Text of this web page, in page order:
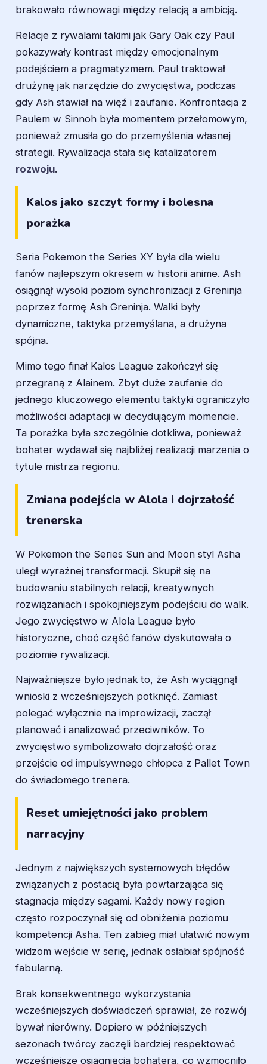
brakowało równowagi między relacją a ambicją.
Relacje z rywalami takimi jak Gary Oak czy Paul
pokazywały kontrast między emocjonalnym
podejściem a pragmatyzmem. Paul traktował
drużynę jak narzędzie do zwycięstwa, podczas
gdy Ash stawiał na więź i zaufanie. Konfrontacja z
Paulem w Sinnoh była momentem przełomowym,
ponieważ zmusiła go do przemyślenia własnej
strategii. Rywalizacja stała się katalizatorem
rozwoju.
Kalos jako szczyt formy i bolesna
porażka
Seria Pokemon the Series XY była dla wielu
fanów najlepszym okresem w historii anime. Ash
osiągnął wysoki poziom synchronizacji z Greninja
poprzez formę Ash Greninja. Walki były
dynamiczne, taktyka przemyślana, a drużyna
spójna.
Mimo tego finał Kalos League zakończył się
przegraną z Alainem. Zbyt duże zaufanie do
jednego kluczowego elementu taktyki ograniczyło
możliwości adaptacji w decydującym momencie.
Ta porażka była szczególnie dotkliwa, ponieważ
bohater wydawał się najbliżej realizacji marzenia o
tytule mistrza regionu.
Zmiana podejścia w Alola i dojrzałość
trenerska
W Pokemon the Series Sun and Moon styl Asha
uległ wyraźnej transformacji. Skupił się na
budowaniu stabilnych relacji, kreatywnych
rozwiązaniach i spokojniejszym podejściu do walk.
Jego zwycięstwo w Alola League było
historyczne, choć część fanów dyskutowała o
poziomie rywalizacji.
Najważniejsze było jednak to, że Ash wyciągnął
wnioski z wcześniejszych potknięć. Zamiast
polegać wyłącznie na improwizacji, zaczął
planować i analizować przeciwników. To
zwycięstwo symbolizowało dojrzałość oraz
przejście od impulsywnego chłopca z Pallet Town
do świadomego trenera.
Reset umiejętności jako problem
narracyjny
Jednym z największych systemowych błędów
związanych z postacią była powtarzająca się
stagnacja między sagami. Każdy nowy region
często rozpoczynał się od obniżenia poziomu
kompetencji Asha. Ten zabieg miał ułatwić nowym
widzom wejście w serię, jednak osłabiał spójność
fabularną.
Brak konsekwentnego wykorzystania
wcześniejszych doświadczeń sprawiał, że rozwój
bywał nierówny. Dopiero w późniejszych
sezonach twórcy zaczęli bardziej respektować
wcześniejsze osiągnięcia bohatera, co wzmocniło